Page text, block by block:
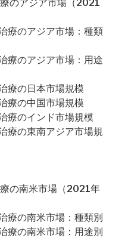
のアジア市場（2021
療のアジア市場：種類
療のアジア市場：用途
療の日本市場規模
療の中国市場規模
療のインド市場規模
療の東南アジア市場規
の南米市場（2021年
療の南米市場：種類別
療の南米市場：用途別